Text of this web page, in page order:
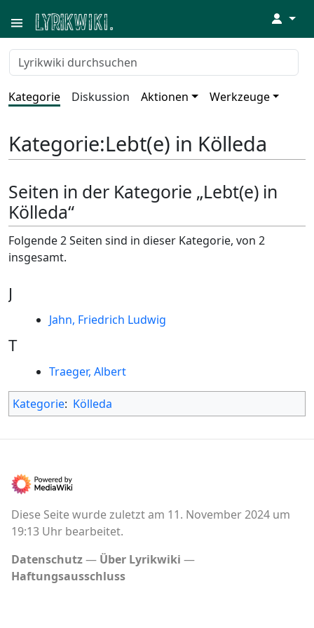
↓
Kategorie Diskussion Aktionen Werkzeuge
Kategorie:Lebt(e) in Kölleda
Seiten in der Kategorie „Lebt(e) in
Kölleda“
Folgende 2 Seiten sind in dieser Kategorie, von 2
insgesamt.
J
Jahn, Friedrich Ludwig
T
Traeger, Albert
Kategorie: Kölleda
Diese Seite wurde zuletzt am 11. November 2024 um
19:13 Uhr bearbeitet.
Datenschutz
Über Lyrikwiki
Haftungsausschluss